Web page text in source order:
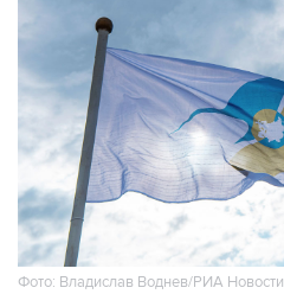
Фото: Владислав Воднев/РИА Новости